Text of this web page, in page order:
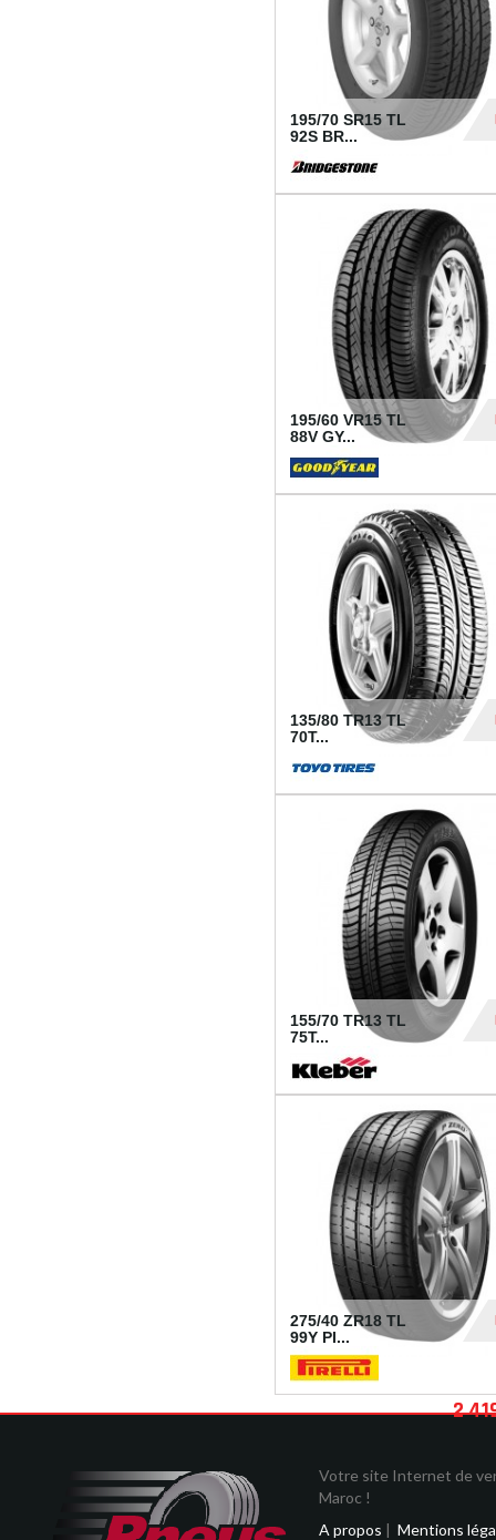
195/70 SR15 TL
92S BR...
195/60 VR15 TL
88V GY...
135/80 TR13 TL
70T...
155/70 TR13 TL
75T...
275/40 ZR18 TL
99Y PI...
2
Votre site Internet de
Maroc !
A propos | Mentions